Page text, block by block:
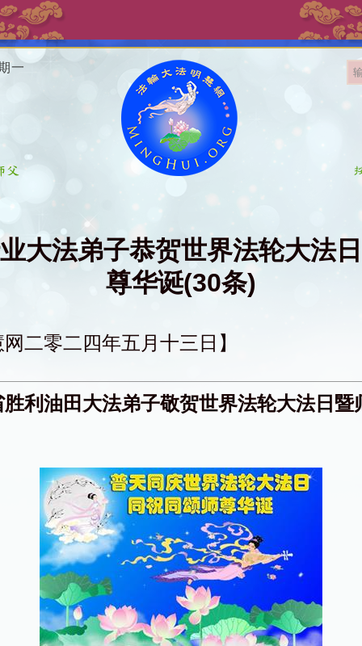
一
大法弟子恭贺世界法轮大法
尊华诞(30条)
二零二四年五月十三日】
利油田大法弟子敬贺世界法轮大法日暨